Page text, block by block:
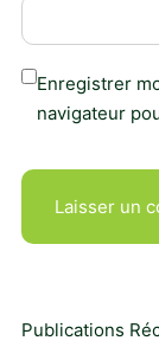
Enregistrer
navigateur
Publications